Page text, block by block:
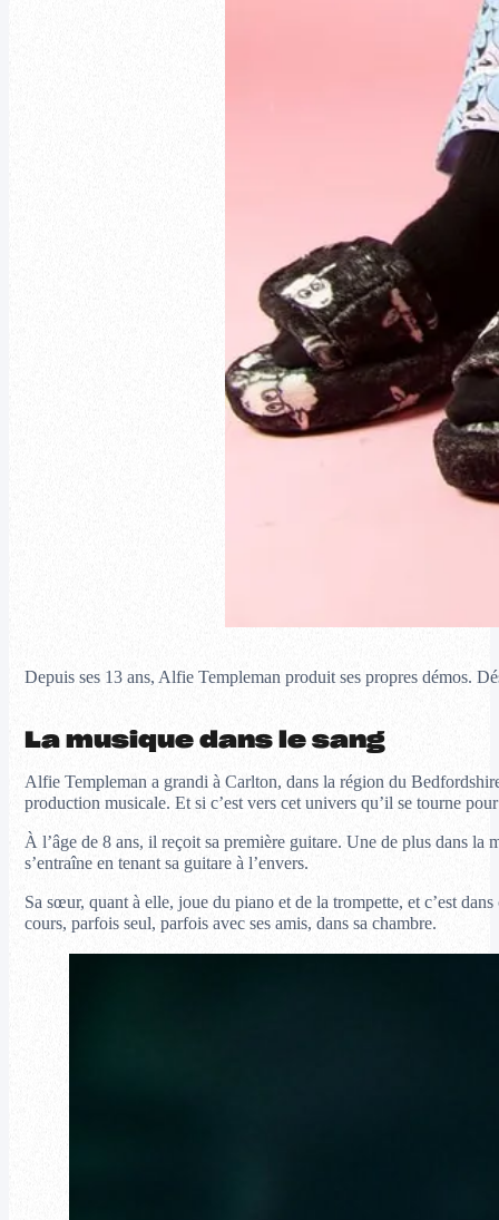
Depuis ses 13 ans, Alfie Templeman produit ses propres démos.
La musique dans le sang
Alfie Templeman a grandi à Carlton, dans la région du
production musicale. Et si c’est vers cet univers qu’il se tourne
À l’âge de 8 ans, il reçoit sa première guitare. Une de plus dans la
s’entraîne en tenant sa guitare à l’envers.
Sa sœur, quant à elle, joue du piano et de la trompette, et c’est
cours, parfois seul, parfois avec ses amis, dans sa chambre.